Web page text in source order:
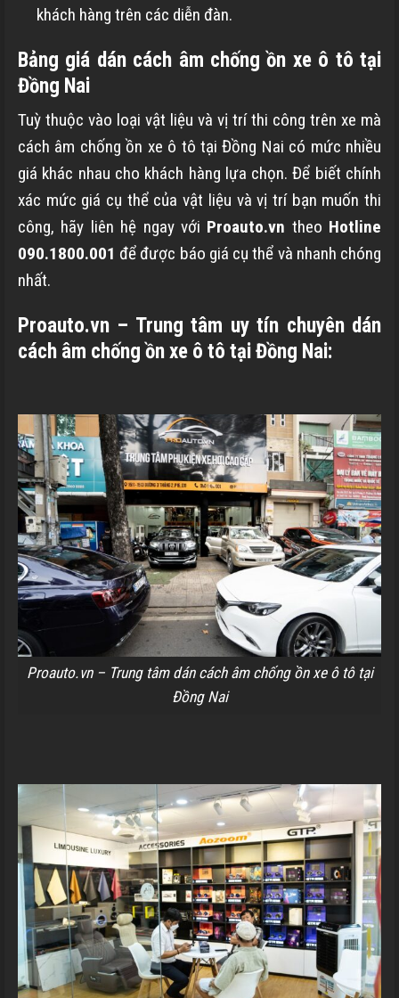
khách hàng trên các diễn đàn.
Bảng giá dán cách âm chống ồn xe ô tô tại
Đồng Nai
Tuỳ thuộc vào loại vật liệu và vị trí thi công trên xe mà
cách âm chống ồn xe ô tô tại Đồng Nai có mức nhiều
giá khác nhau cho khách hàng lựa chọn. Để biết chính
xác mức giá cụ thể của vật liệu và vị trí bạn muốn thi
công, hãy liên hệ ngay với Proauto.vn theo Hotline
090.1800.001 để được báo giá cụ thể và nhanh chóng
nhất.
Proauto.vn – Trung tâm uy tín chuyên dán
cách âm chống ồn xe ô tô tại Đồng Nai:
Proauto.vn – Trung tâm dán cách âm chống ồn xe ô tô tại
Đồng Nai